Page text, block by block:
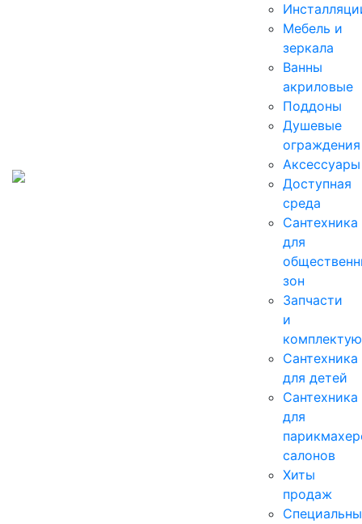
Мебель и
зеркала
Ванны
акриловые
Поддоны
Душевые
ограждения
Аксессуары
Доступная
среда
Cантехника
для
зон
Запчасти
и
Сантехника
для детей
Сантехника
для
салонов
Хиты
продаж